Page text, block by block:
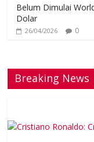
Belum Dimulai
Dolar
26/04/2026 0
Breaking News